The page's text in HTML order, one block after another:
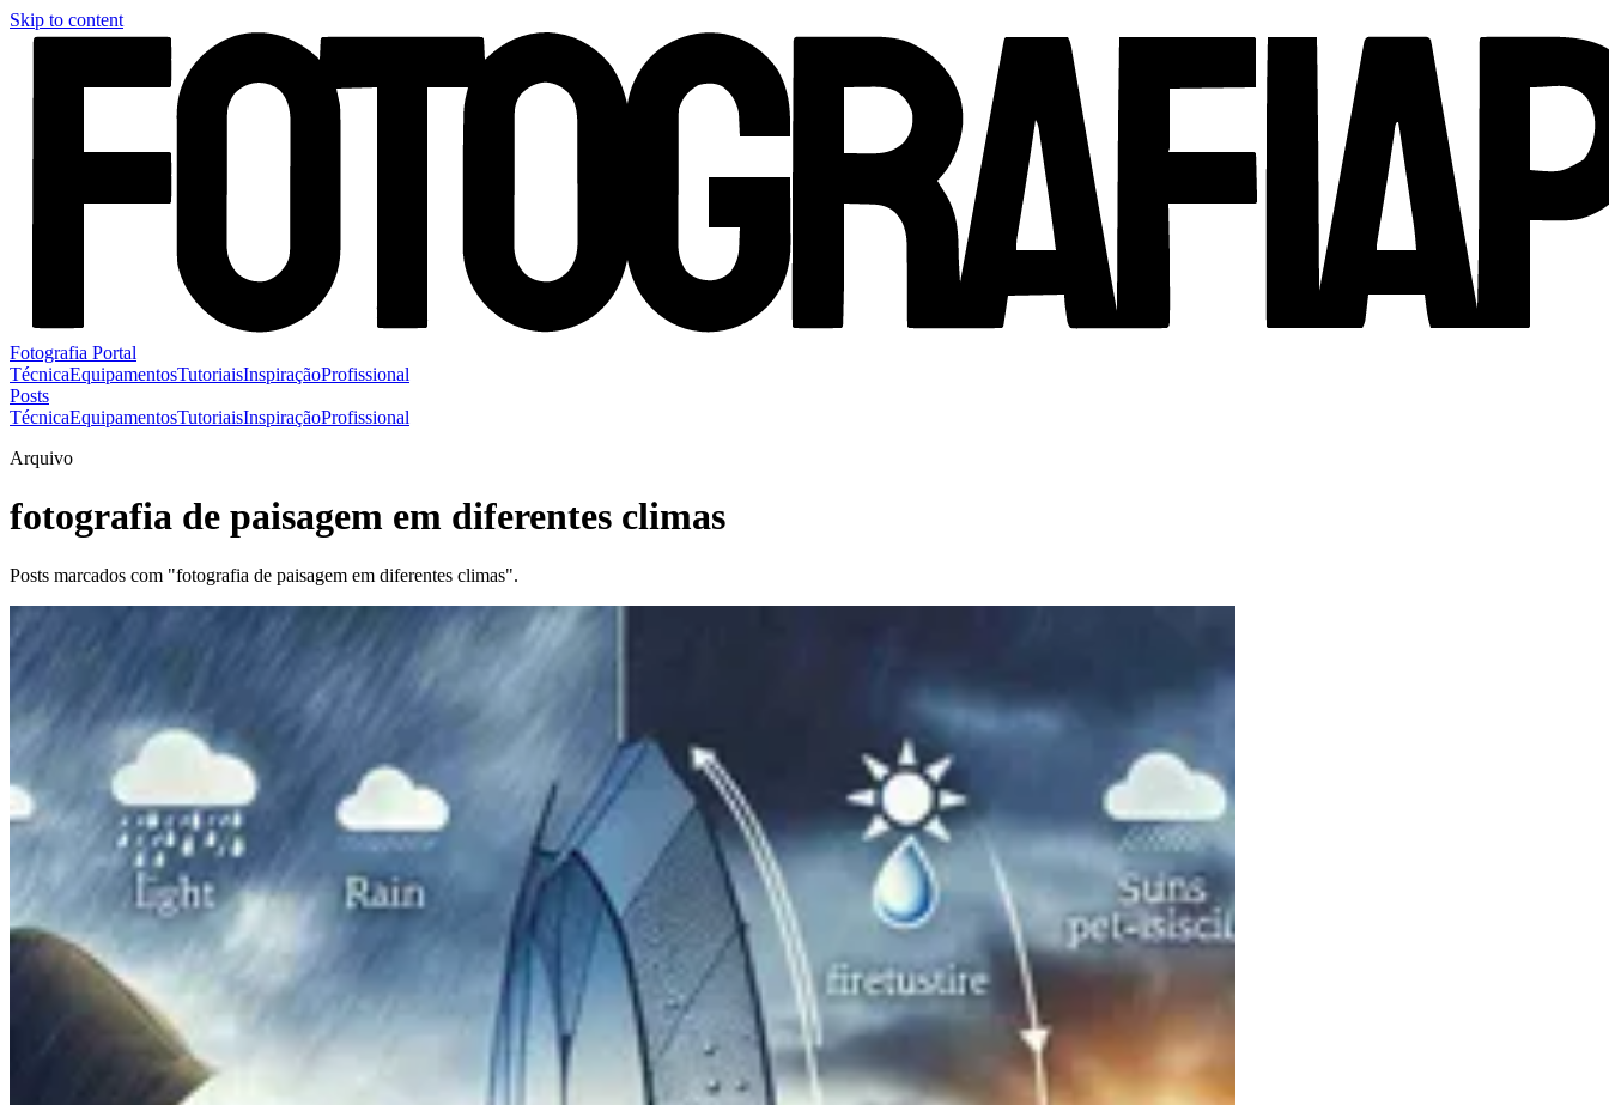
Skip to content
Fotografia Portal
TécnicaEquipamentosTutoriaisInspiraçãoProfissional
Posts
TécnicaEquipamentosTutoriaisInspiraçãoProfissional
Arquivo
fotografia de paisagem em diferentes climas
Posts marcados com "fotografia de paisagem em diferentes climas".